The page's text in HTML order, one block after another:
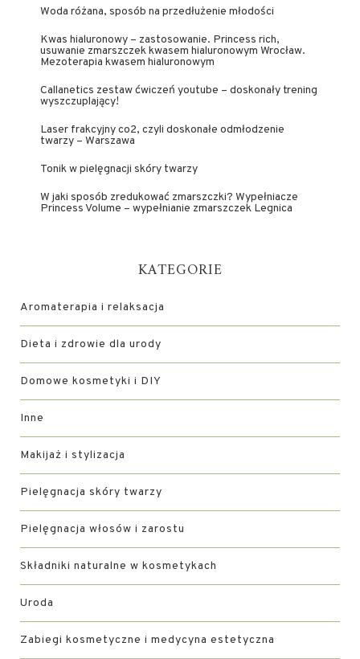
Woda różana, sposób na przedłużenie młodości
Kwas hialuronowy – zastosowanie. Princess rich,
usuwanie zmarszczek kwasem hialuronowym Wrocław.
Mezoterapia kwasem hialuronowym
Callanetics zestaw ćwiczeń youtube – doskonały trening
wyszczuplający!
Laser frakcyjny co2, czyli doskonałe odmłodzenie
twarzy – Warszawa
Tonik w pielęgnacji skóry twarzy
W jaki sposób zredukować zmarszczki? Wypełniacze
Princess Volume – wypełnianie zmarszczek Legnica
KATEGORIE
Aromaterapia i relaksacja
Dieta i zdrowie dla urody
Domowe kosmetyki i DIY
Inne
Makijaż i stylizacja
Pielęgnacja skóry twarzy
Pielęgnacja włosów i zarostu
Składniki naturalne w kosmetykach
Uroda
Zabiegi kosmetyczne i medycyna estetyczna